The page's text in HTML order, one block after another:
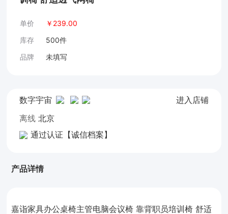
单价 ￥ 239.00
库存
500件
品牌
未填写
数字宇宙
进入店铺
离线 北京
通过认证【诚信档案】
产品详情
嘉诣家具办公桌椅主管电脑会议椅 靠背职员培训椅 舒适